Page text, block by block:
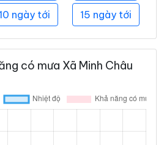
ngày tới 15 ngày tới
có mưa Xã Minh Châu